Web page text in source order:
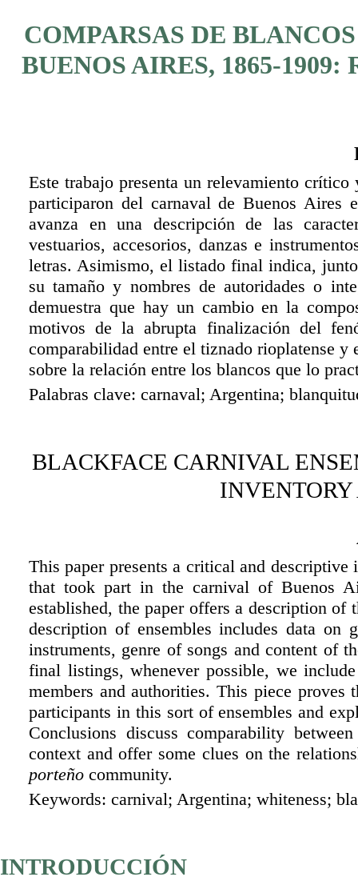
COMPARSAS DE
BUENOS AIRES, 1865-
Este trabajo presenta un relevamiento
participaron del carnaval de Buenos Aires
avanza en una descripción de las
vestuarios, accesorios, danzas e
letras. Asimismo, el listado final indica,
su tamaño y nombres de autoridades o
demuestra que hay un cambio en la
motivos de la abrupta finalización del
comparabilidad entre el tiznado rioplatense y
sobre la relación entre los blancos que lo
Palabras clave: carnaval; Argentina;
BLACKFACE CARNIVAL
This paper presents a critical and
that took part in the carnival of Buenos
established, the paper offers a description of
description of ensembles includes data on
instruments, genre of songs and content of
final listings, whenever possible, we
members and authorities. This piece
participants in this sort of ensembles and
Conclusions discuss comparability
context and offer some clues on the
porteño community.
Keywords: carnival; Argentina; whiteness;
INTRODUCCIÓN